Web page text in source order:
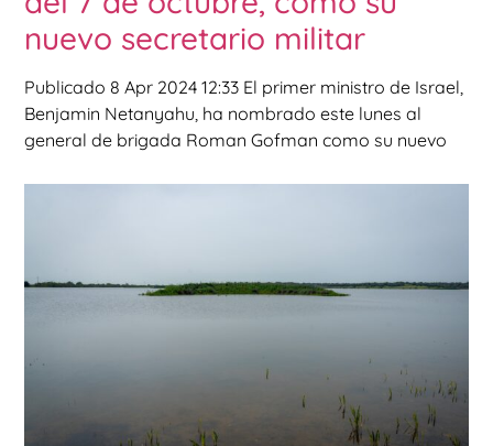
nuevo secretario militar
Publicado 8 Apr 2024 12:33 El primer ministro de Israel,
Benjamin Netanyahu, ha nombrado este lunes al
general de brigada Roman Gofman como su nuevo